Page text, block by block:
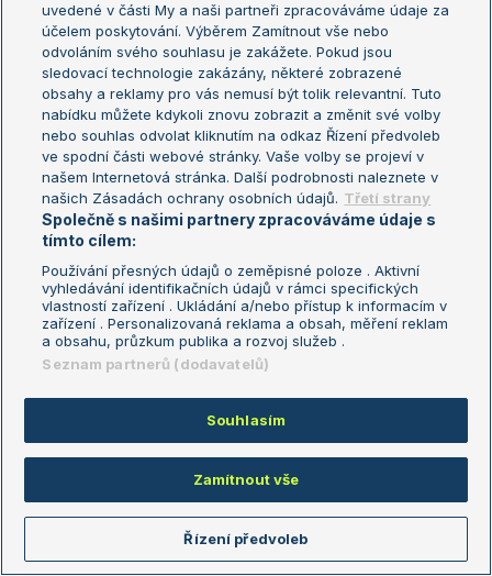
Miroshnichenko V. - Khatamova S.
4-0
D'Agostino S. - Tabacco G.
Samsonova L. - Rybakina E.
Fomin S. - Zhukov M.
Alexandrova E. - Svitolina E.
Lootsma N. - Koenders R.
Profily hráčů
Sázkařský žebříček
Nejziskovější Nejztrátovější
Cerundolo Juan Manuel
Eala Alexandra
+1131
uvedené v části My a naši partneři zpracováváme údaje za
účelem poskytování. Výběrem Zamítnout vše nebo
odvoláním svého souhlasu je zakážete. Pokud jsou
sledovací technologie zakázány, některé zobrazené
obsahy a reklamy pro vás nemusí být tolik relevantní. Tuto
nabídku můžete kdykoli znovu zobrazit a změnit své volby
nebo souhlas odvolat kliknutím na odkaz Řízení předvoleb
ve spodní části webové stránky. Vaše volby se projeví v
našem Internetová stránka. Další podrobnosti naleznete v
našich Zásadách ochrany osobních údajů. Třetí strany
Společně s našimi partnery zpracováváme údaje s
tímto cílem:
Používání přesných údajů o zeměpisné poloze . Aktivní
vyhledávání identifikačních údajů v rámci specifických
vlastností zařízení . Ukládání a/nebo přístup k informacím v
zařízení . Personalizovaná reklama a obsah, měření reklam
a obsahu, průzkum publika a rozvoj služeb .
Seznam partnerů (dodavatelů)
Souhlasím
Zamítnout vše
Řízení předvoleb